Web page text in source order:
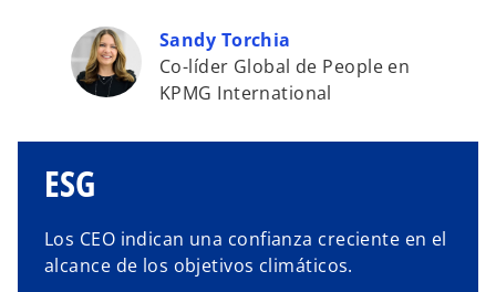
Sandy Torchia
Co-líder Global de People en
KPMG International
ESG
Los CEO indican una confianza creciente en el
alcance de los objetivos climáticos.